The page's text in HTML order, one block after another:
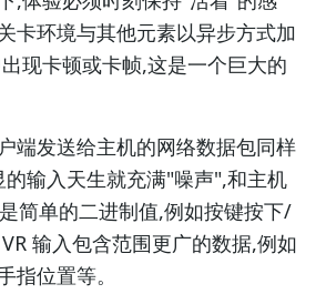
卡环境与其他元素以异步方式加
现卡顿或卡帧,这是一个巨大的
端发送给主机的网络数据包同样
的输入天生就充满"噪声",和主机
简单的二进制值,例如按键按下/
输入包含范围更广的数据,例如
指位置等。